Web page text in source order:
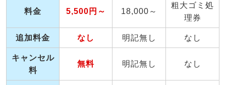
料金 5,500円～ 18,000～
粗大ゴミ処
理券
追加料金 なし 明記無し なし
キャンセル
料
無料 明記無し なし